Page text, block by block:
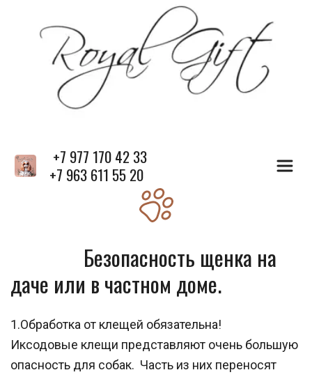
+7 977 170 42 33
+7 963 611 55 20
даче или в частном доме.
1.Обработка от клещей обязательна!
Иксодовые клещи представляют очень большую
опасность для собак.  Часть из них переносят